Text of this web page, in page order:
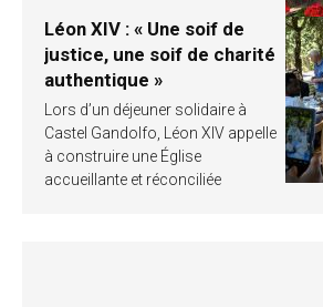
Léon XIV : « Une soif de
justice, une soif de charité
authentique »
Lors d’un déjeuner solidaire à
Castel Gandolfo, Léon XIV appelle
à construire une Église
accueillante et réconciliée